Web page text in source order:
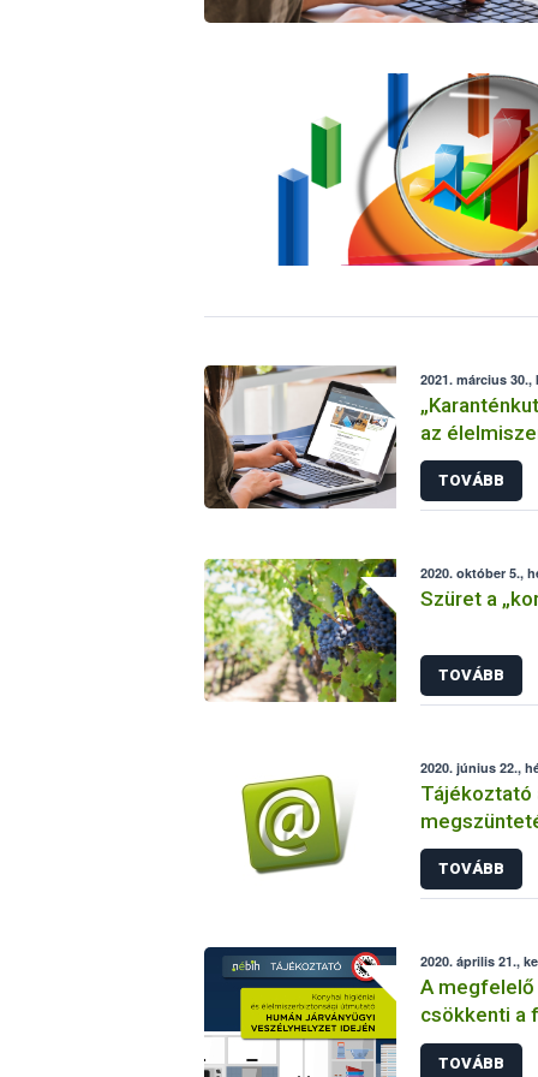
2021. március 30.,
az
a Nébih
TOVÁBB
2020. október 5.,
Szüret a
TOVÁBB
2020. június 22.,
Tájékoztató
ellenőrzött
TOVÁBB
2020. április 21.,
A megfelelő
csökkenti a
TOVÁBB